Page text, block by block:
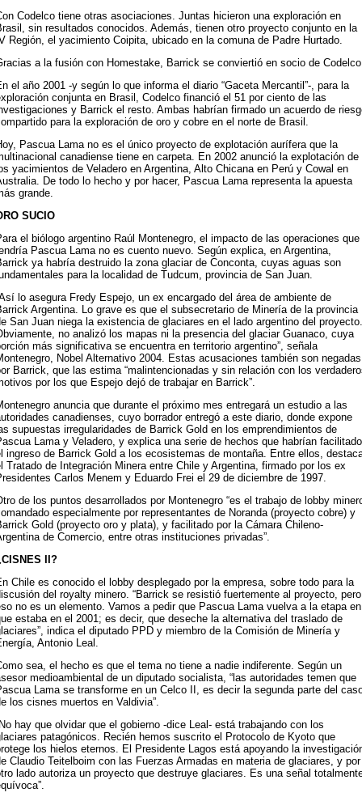
Codelco tiene otras asociaciones. Juntas hicieron una exploración en
sin resultados conocidos. Además, tienen otro proyecto conjunto en la
Región, el yacimiento Coipita, ubicado en la comuna de Padre Hurtado.
a la fusión con Homestake, Barrick se conviertió en socio de
el año 2001 -y según lo que informa el diario “Gaceta Mercantil”-, para la
conjunta en Brasil, Codelco financió el 51 por ciento de las
y Barrick el resto. Ambas habrían firmado un acuerdo de
para la exploración de oro y cobre en el norte de Brasil.
Pascua Lama no es el único proyecto de explotación aurífera que la
canadiense tiene en carpeta. En 2002 anunció la explotación de
yacimientos de Veladero en Argentina, Alto Chicana en Perú y Cowal en
De todo lo hecho y por hacer, Pascua Lama representa la apuesta
grande.
SUCIO
el biólogo argentino Raúl Montenegro, el impacto de las operaciones que
Pascua Lama no es cuento nuevo. Según explica, en Argentina,
ya habría destruido la zona glaciar de Conconta, cuyas aguas son
para la localidad de Tudcum, provincia de San Juan.
lo asegura Fredy Espejo, un ex encargado del área de ambiente de
Argentina. Lo grave es que el subsecretario de Minería de la provincia
San Juan niega la existencia de glaciares en el lado argentino del proyecto.
no analizó los mapas ni la presencia del glaciar Guanaco, cuya
más significativa se encuentra en territorio argentino”, señala
Nobel Alternativo 2004. Estas acusaciones también son negadas
Barrick, que las estima “malintencionadas y sin relación con los
por los que Espejo dejó de trabajar en Barrick”.
anuncia que durante el próximo mes entregará un estudio a las
canadienses, cuyo borrador entregó a este diario, donde expone
supuestas irregularidades de Barrick Gold en los emprendimientos de
Lama y Veladero, y explica una serie de hechos que habrían facilitado
ingreso de Barrick Gold a los ecosistemas de montaña. Entre ellos,
Tratado de Integración Minera entre Chile y Argentina, firmado por los ex
Carlos Menem y Eduardo Frei el 29 de diciembre de 1997.
de los puntos desarrollados por Montenegro “es el trabajo de lobby
especialmente por representantes de Noranda (proyecto cobre) y
Gold (proyecto oro y plata), y facilitado por la Cámara Chileno-
de Comercio, entre otras instituciones privadas”.
II?
Chile es conocido el lobby desplegado por la empresa, sobre todo para la
del royalty minero. “Barrick se resistió fuertemente al proyecto, pero
no es un elemento. Vamos a pedir que Pascua Lama vuelva a la etapa en
estaba en el 2001; es decir, que deseche la alternativa del traslado de
indica el diputado PPD y miembro de la Comisión de Minería y
Antonio Leal.
sea, el hecho es que el tema no tiene a nadie indiferente. Según un
medioambiental de un diputado socialista, “las autoridades temen que
Lama se transforme en un Celco II, es decir la segunda parte del
los cisnes muertos en Valdivia”.
hay que olvidar que el gobierno -dice Leal- está trabajando con los
patagónicos. Recién hemos suscrito el Protocolo de Kyoto que
los hielos eternos. El Presidente Lagos está apoyando la
Claudio Teitelboim con las Fuerzas Armadas en materia de glaciares, y por
lado autoriza un proyecto que destruye glaciares. Es una señal